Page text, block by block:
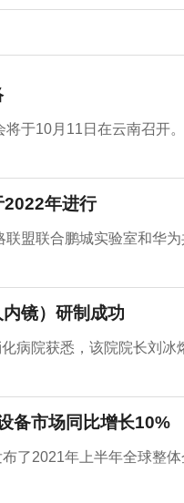
将于10月11日在云南召开
2022年进行
盟联合鹏城实验室和华
镜）研制成功
病院获悉，该院院长刘
备市场同比增长10%
了2021年上半年全球整